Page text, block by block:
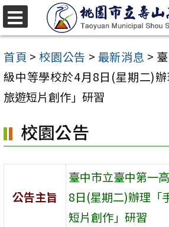
跳
至
主
要
內
區
首頁 > 校園公告 > 最新消息 >
級中等學校於4月8日(星期二)
旅遊短片創作」研習
校園公告
公告主旨
臺中市立臺中第一
8日(星期二)辦理「
短片創作」研習
選
單